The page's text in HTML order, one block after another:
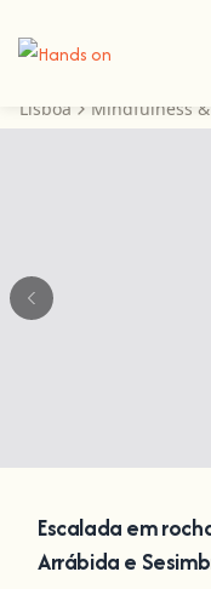
Lisboa Mindfulness
Escalada em
Arrábida e